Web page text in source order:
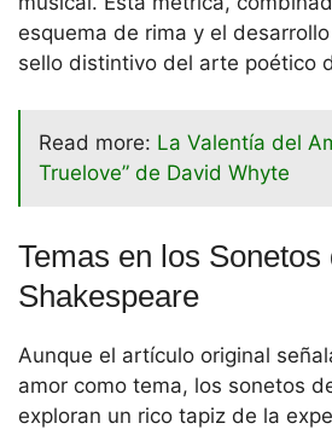
esquema de rima y el
sello distintivo del arte poético
Read more: La Valentía del
Truelove” de David Whyte
Temas en los Sonetos
Shakespeare
Aunque el artículo original
amor como tema, los sonetos
exploran un rico tapiz de la